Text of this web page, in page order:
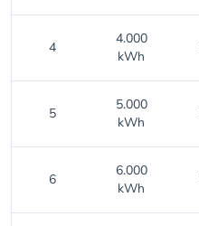
4
4.000
kWh
5
5.000
kWh
6
6.000
kWh